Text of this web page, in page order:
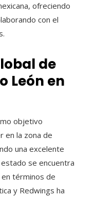
ofreciendo
con el
de
León en
objetivo
en la zona de
una excelente
se encuentra
en términos de
y Redwings ha